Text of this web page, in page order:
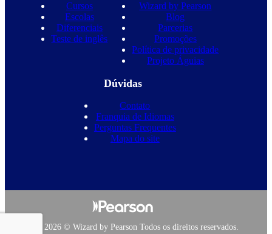
Cursos
Escolas
Diferenciais
Teste de inglês
Wizard by Pearson
Blog
Parcerias
Promoções
Política de privacidade
Projeto Águias
Dúvidas
Contato
Franquia de Idiomas
Perguntas Frequentes
Mapa do site
Copyright 2026 © Wizard by Pearson Todos os direitos reservados.